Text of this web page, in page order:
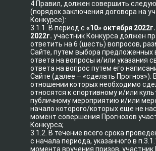
4 Правил, должен совершить
(порядок заключения договора на
Конкурсе):
3.1.1. В период с «10» октября
2022г. участник Конкурса должен
ответить на 6 (шесть) вопросов,
Сайте, путем выбора предложенных
ответа на вопросы и/или указания
ответа на вопрос путем его
Сайте (далее – «сделать Прогноз»).
отношении которых необходимо
относятся к спортивному и/или
публичному мероприятию и/или
начало которого/которых еще не
момент совершения Прогнозов
Конкурса;
3.1.2. В течение всего срока
с начала периода, указанного в
момента вручения призов,